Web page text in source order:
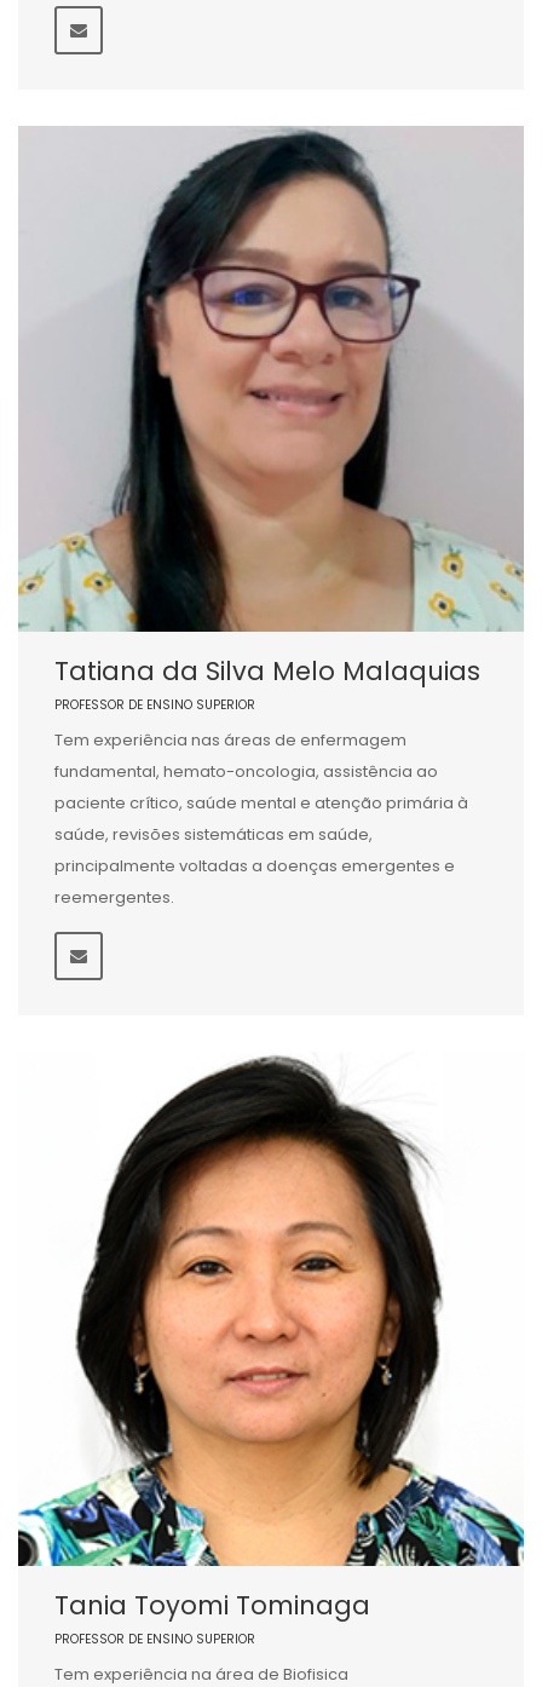
Tatiana da Silva Melo Malaquias
PROFESSOR DE ENSINO SUPERIOR
Tem experiência nas áreas de enfermagem
fundamental, hemato-oncologia, assistência ao
paciente crítico, saúde mental e atenção primária à
saúde, revisões sistemáticas em saúde,
principalmente voltadas a doenças emergentes e
reemergentes.
Tania Toyomi Tominaga
PROFESSOR DE ENSINO SUPERIOR
Tem experiência na área de Biofisica